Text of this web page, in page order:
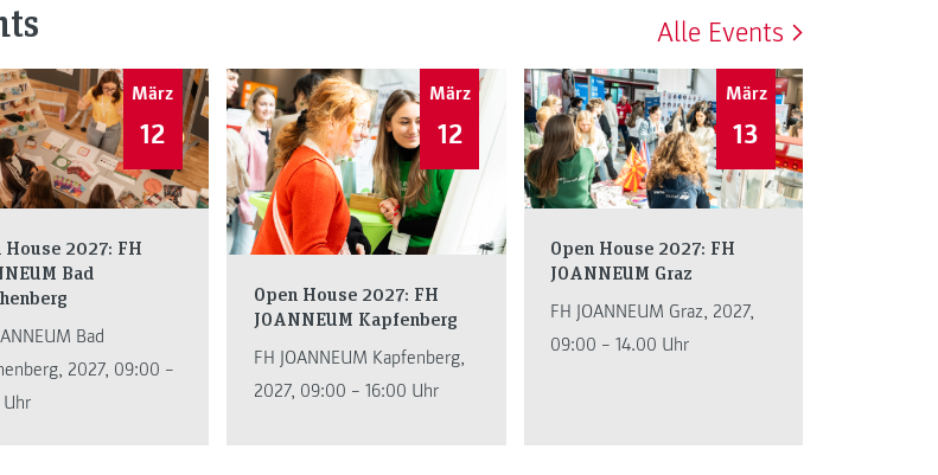
Alle Events
März
12
House 2027: FH
Bad
Bad
2027, 09:00 –
März
12
Open House 2027: FH
JOANNEUM Kapfenberg
FH JOANNEUM Kapfenberg,
2027, 09:00 – 16:00 Uhr
März
13
Open House 2027: FH
JOANNEUM Graz
FH JOANNEUM Graz, 2027,
09:00 – 14.00 Uhr